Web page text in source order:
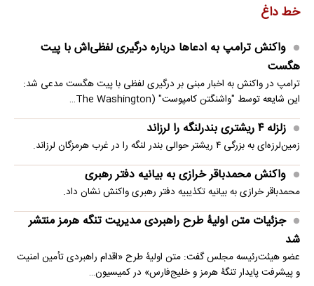
خط داغ
واکنش ترامپ به ادعاها درباره درگیری لفظی‌اش با پیت
هگست
ترامپ در واکنش به اخبار مبنی بر درگیری لفظی با پیت هگست مدعی شد:
این شایعه توسط "واشنگتن کامپوست" (The Washington…
زلزله ۴ ریشتری بندرلنگه را لرزاند
زمین‌لرزه‌ای به بزرگی ۴ ریشتر حوالی بندر لنگه را در غرب هرمزگان لرزاند.
واکنش محمدباقر خرازی به بیانیه دفتر رهبری
محمدباقر خرازی به بیانیه تکذیبیه دفتر رهبری واکنش نشان داد.
جزئیات متن اولیۀ طرح راهبردی مدیریت تنگه هرمز منتشر
شد
عضو هیئت‌رئیسه مجلس گفت: متن اولیۀ طرح «اقدام راهبردی تأمین امنیت
و پیشرفت پایدار تنگۀ هرمز و خلیج‌فارس» در کمیسیون…